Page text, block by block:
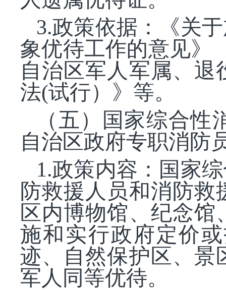
3.政策依据：《关
象优待工作的意见》
自治区军人军属、
法(试行）》等。
（五）国家综合
自治区政府专职消防
1.政策内容：国家
防救援人员和消防
区内博物馆、纪念
施和实行政府定价
迹、自然保护区、景
军人同等优待。